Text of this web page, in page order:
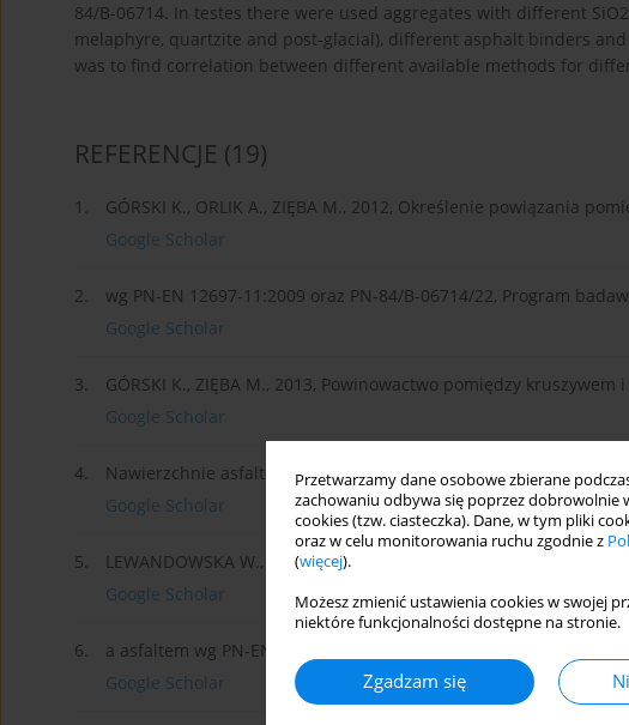
Przetwarzamy dane osobowe zbierane
zachowaniu odbywa się poprzez dobrowolnie
cookies (tzw. ciasteczka). Dane, w tym pliki
oraz w celu monitorowania ruchu zgodnie z
(więcej).
Możesz zmienić ustawienia cookies w swojej
niektóre funkcjonalności dostępne na stronie.
Zgadzam się
84/B-06714. In testes there were used aggregates with different
melaphyre, quartzite and post-glacial), different asphalt binders
was to find correlation between different available methods for
REFERENCJE (19)
1.
GÓRSKI K., ORLIK A., ZIĘBA M., 2012, Określenie powiązania
Google Scholar
2.
wg PN-EN 12697-11:2009 oraz PN-84/B-06714/22, Program
Google Scholar
3.
GÓRSKI K., ZIĘBA M., 2013, Powinowactwo pomiędzy
Google Scholar
4.
Nawierzchnie asfaltowe, nr 2, s. 3–7.
Google Scholar
5.
LEWANDOWSKA W., ORLIK A., ZIĘBA M., 2013, Określenie
Google Scholar
6.
a asfaltem wg PN-EN 12697-11:2012, Program badawczy, TPA
Google Scholar